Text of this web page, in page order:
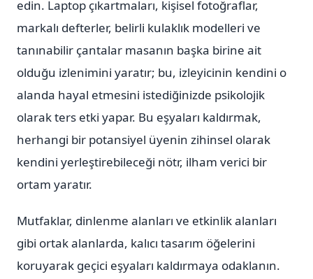
edin. Laptop çıkartmaları, kişisel fotoğraflar,
markalı defterler, belirli kulaklık modelleri ve
tanınabilir çantalar masanın başka birine ait
olduğu izlenimini yaratır; bu, izleyicinin kendini o
alanda hayal etmesini istediğinizde psikolojik
olarak ters etki yapar. Bu eşyaları kaldırmak,
herhangi bir potansiyel üyenin zihinsel olarak
kendini yerleştirebileceği nötr, ilham verici bir
ortam yaratır.
Mutfaklar, dinlenme alanları ve etkinlik alanları
gibi ortak alanlarda, kalıcı tasarım öğelerini
koruyarak geçici eşyaları kaldırmaya odaklanın.